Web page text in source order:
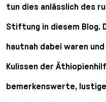
tun dies anlässlich des
Stiftung in diesem Blog.
hautnah dabei waren
Kulissen der
bemerkenswerte,